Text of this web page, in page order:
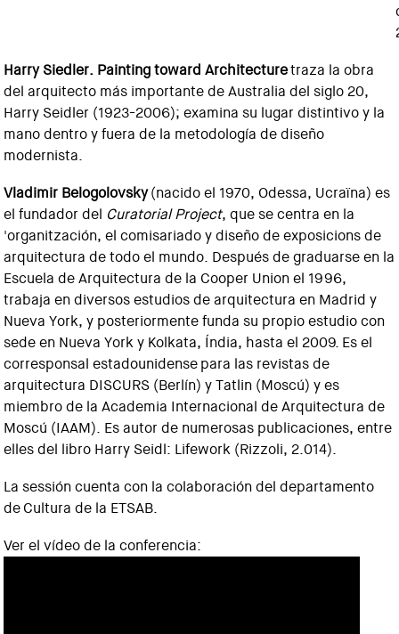
Harry Siedler. Painting toward Architecturetraza la obra
del arquitecto más importante de Australia del siglo 20,
Harry Seidler (1923-2006); examina su lugar distintivo y la
mano dentro y fuera de la metodología de diseño
modernista.
Vladimir Belogolovsky(nacido el 1970, Odessa, Ucraïna) es
el fundador del Curatorial Project, que se centra en la
'organitzación, el comisariado y diseño de exposicions de
arquitectura de todo el mundo. Después de graduarse en la
Escuela de Arquitectura de la Cooper Union el 1996,
trabaja en diversos estudios de arquitectura en Madrid y
Nueva York, y posteriormente funda su propio estudio con
sede en Nueva York y Kolkata, Índia, hasta el 2009. Es el
corresponsal estadounidense para las revistas de
arquitectura DISCURS (Berlín) y Tatlin (Moscú) y es
miembro de la Academia Internacional de Arquitectura de
Moscú (IAAM). Es autor de numerosas publicaciones, entre
elles del libro Harry Seidl: Lifework (Rizzoli, 2.014).
La sessión cuenta con la colaboración del departamento
de Cultura de la ETSAB.
Ver el vídeo de la conferencia: